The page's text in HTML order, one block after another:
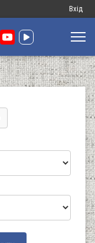
Меню
запису
Вхід